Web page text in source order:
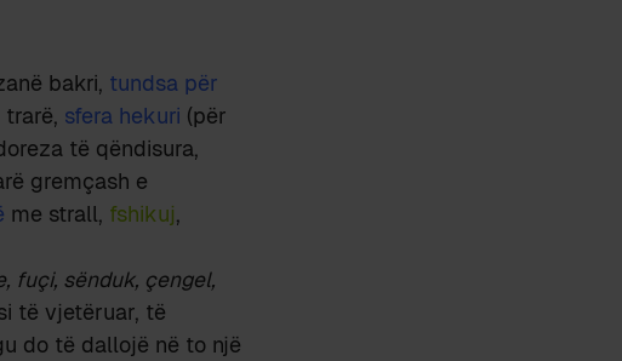
bakri, tundsa për
sfera hekuri (për
të qëndisura,
gremçash e
me strall, fshikuj,
fuçi, sënduk, çengel,
të vjetëruar, të
do të dallojë në to një